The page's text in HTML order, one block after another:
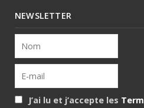
NEWSLETTER
J’ai lu et j’accepte les